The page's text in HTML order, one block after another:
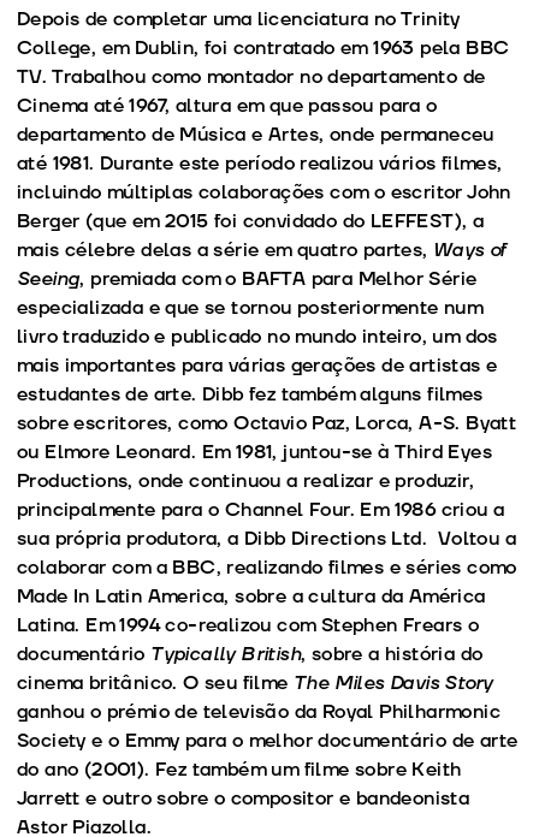
Depois de completar uma licenciatura no Trinity
College, em Dublin, foi contratado em 1963 pela BBC
TV. Trabalhou como montador no departamento de
Cinema até 1967, altura em que passou para o
departamento de Música e Artes, onde permaneceu
até 1981. Durante este período realizou vários filmes,
incluindo múltiplas colaborações com o escritor John
Berger (que em 2015 foi convidado do LEFFEST), a
mais célebre delas a série em quatro partes, Ways of
Seeing, premiada com o BAFTA para Melhor Série
especializada e que se tornou posteriormente num
livro traduzido e publicado no mundo inteiro, um dos
mais importantes para várias gerações de artistas e
estudantes de arte. Dibb fez também alguns filmes
sobre escritores, como Octavio Paz, Lorca, A-S. Byatt
ou Elmore Leonard. Em 1981, juntou-se à Third Eyes
Productions, onde continuou a realizar e produzir,
principalmente para o Channel Four. Em 1986 criou a
sua própria produtora, a Dibb Directions Ltd. Voltou a
colaborar com a BBC, realizando filmes e séries como
Made In Latin America, sobre a cultura da América
Latina. Em 1994 co-realizou com Stephen Frears o
documentário Typically British, sobre a história do
cinema britânico. O seu filme The Miles Davis Story
ganhou o prémio de televisão da Royal Philharmonic
Society e o Emmy para o melhor documentário de arte
do ano (2001). Fez também um filme sobre Keith
Jarrett e outro sobre o compositor e bandeonista
Astor Piazolla.